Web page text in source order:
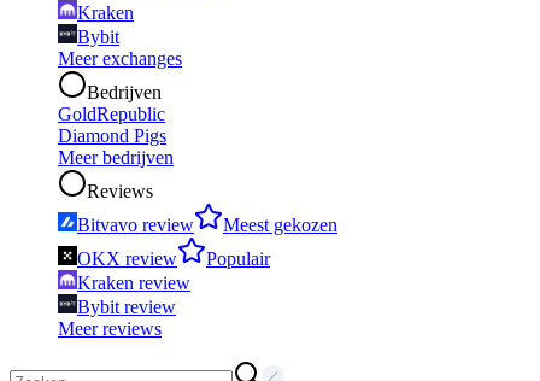
Kraken
Bybit
Meer exchanges
Bedrijven
GoldRepublic
Diamond Pigs
Meer bedrijven
Reviews
Bitvavo review
Meest gekozen
OKX review
Populair
Kraken review
Bybit review
Meer reviews